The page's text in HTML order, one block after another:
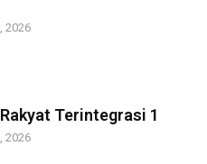
2026
Terintegrasi 1
2026